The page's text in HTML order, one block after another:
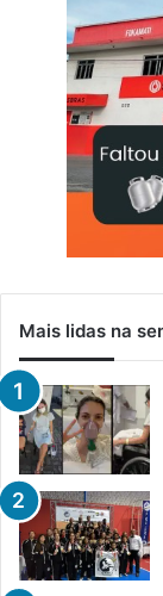
Mais lidas na